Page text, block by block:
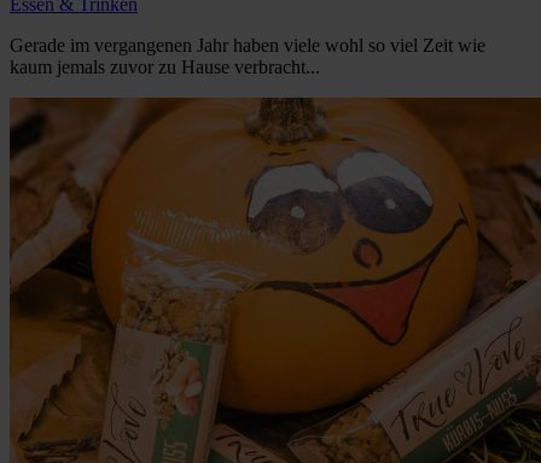
Essen & Trinken
Gerade im vergangenen Jahr haben viele wohl so viel Zeit wie
kaum jemals zuvor zu Hause verbracht...